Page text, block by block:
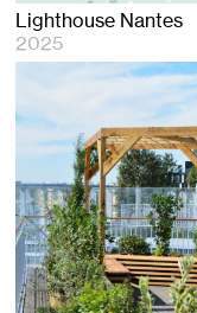
Lighthouse Nantes
2025